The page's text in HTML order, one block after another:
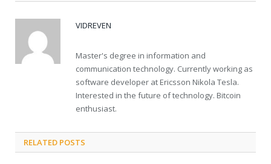
VIDREVEN
Master's degree in information and
communication technology. Currently working as
software developer at Ericsson Nikola Tesla.
Interested in the future of technology. Bitcoin
enthusiast.
RELATED POSTS